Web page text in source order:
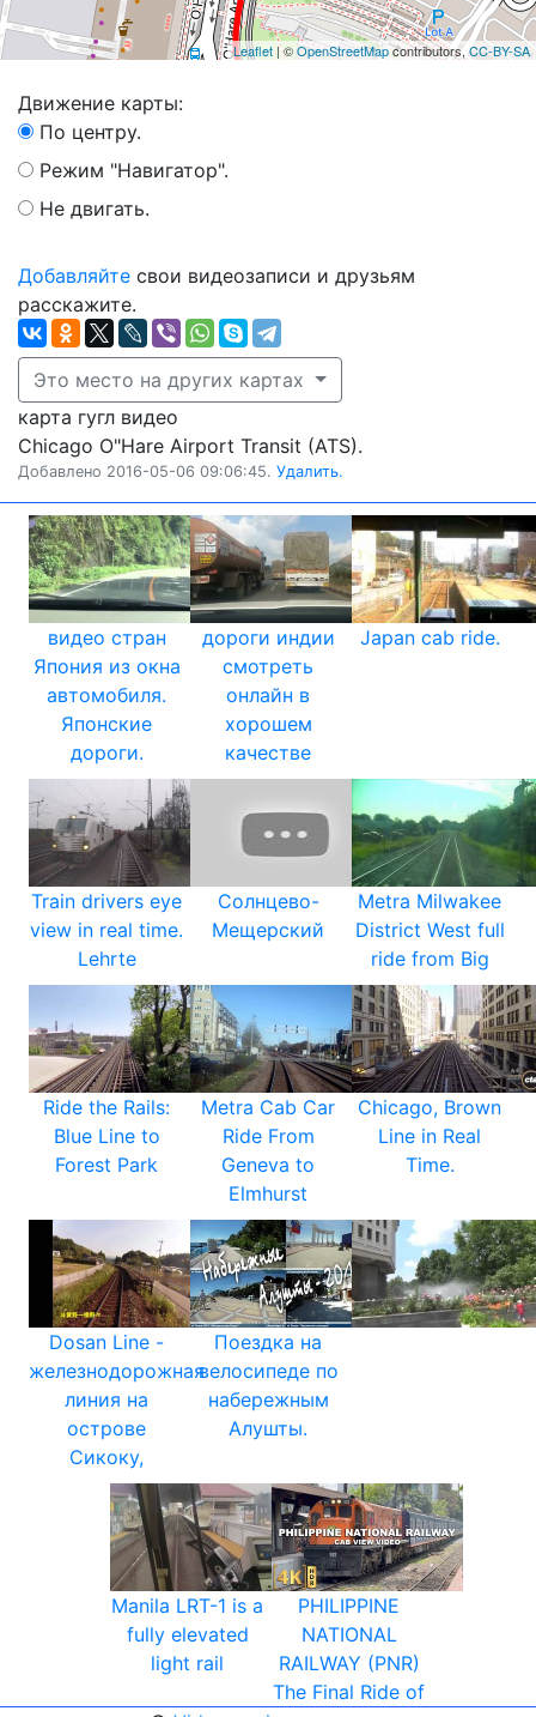
Leaflet | ©OpenStreetMapcontributors, CC-BY-SA
Движение карты:
По центру.
Режим "Навигатор".
Не двигать.
Добавляйте свои видеозаписи и друзьям
расскажите.
Это место на других картах
карта гугл видео
Chicago O"Hare Airport Transit (ATS).
Добавлено 2016-05-06 09:06:45. Удалить.
видео стран
Япония из окна
автомобиля.
Японские
дороги.
дороги индии
смотреть
онлайн в
хорошем
качестве
Japan cab ride.
Train drivers eye
view in real time.
Lehrte
Солнцево-
Мещерский
Metra Milwakee
District West full
ride from Big
Ride the Rails:
Blue Line to
Forest Park
Metra Cab Car
Ride From
Geneva to
Elmhurst
Chicago, Brown
Line in Real
Time.
Dosan Line -
железнодорожная
линия на
острове
Сикоку,
Поездка на
велосипеде по
набережным
Алушты.
Manila LRT-1 is a
fully elevated
light rail
PHILIPPINE
NATIONAL
RAILWAY (PNR)
The Final Ride of